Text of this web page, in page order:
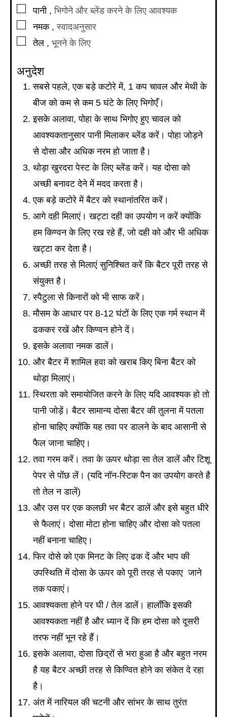
▢
पानी ,भिगोने और ब्लेंड करने के लिए आवश्यक
▢
नमक ,स्वादअनुसार
▢
तेल , भूनने के लिए
अनुदेश
सबसे पहले, एक बड़े कटोरे में, 1 कप चावल और मेथी के
बीज को कम से कम 5 घंटे के लिए भिगोएँ।
इसके अलावा, पोहा के साथ भिगोए हुए चावल को
आवश्यकतानुसार पानी मिलाकर ब्लेंड करें। पोहा जोड़ने
से दोसा और अधिक नरम हो जाता है।
थोड़ा खुरदरा पेस्ट के लिए ब्लेंड करें। यह दोसा को
अच्छी बनावट देने में मदद करता है।
एक बड़े कटोरे में बैटर को स्थानांतरित करें।
आगे दही मिलाएं। खट्टा दही का उपयोग न करें क्योंकि
हम किण्वन के लिए रख रहे हैं, जो दही को और भी अधिक
खट्टा कर देता है।
अच्छी तरह से मिलाएं सुनिश्चित करें कि बैटर पूरी तरह से
संयुक्त है।
स्पैटुला से किनारों को भी साफ करें।
मौसम के आधार पर 8-12 घंटों के लिए एक गर्म स्थान में
ढककर रखें और किण्वन होने दें।
इसके अलावा नमक डालें।
और बैटर में शामिल हवा को खराब किए बिना बैटर को
थोड़ा मिलाएं।
स्थिरता को समायोजित करने के लिए यदि आवश्यक हो तो
पानी जोड़ें। बैटर सामान्य दोसा बैटर की तुलना में पतला
होना चाहिए क्योंकि यह तवा पर डालने के बाद आसानी से
फैल जाना चाहिए।
तवा गरम करें। तवा के ऊपर थोड़ा सा तेल डालें और टिशू
पेपर से पोंछ लें। (यदि नॉन-स्टिक पैन का उपयोग करते है
तो तेल न डालें)
और उस पर एक कलछी भर बैटर डालें और इसे बहुत धीरे
से फैलाएं। दोसा मोटा होना चाहिए और दोसा को पतला
नहीं बनाना चाहिए।
फिर दोसे को एक मिनट के लिए ढक दें और भाप की
उपस्थिति में दोसा के ऊपर को पूरी तरह से पकाए जाने
तक पकाएं।
आवश्यकता होने पर घी / तेल डालें। हालाँकि इसकी
आवश्यकता नहीं है और ध्यान दें कि हम दोसा को दूसरी
तरफ नहीं भून रहे हैं।
इसके अलावा, दोसा छिद्रों से भरा हुआ है और बहुत नरम
है यह बैटर अच्छी तरह से किण्वित होने का संकेत दे रहा
है।
अंत में नारियल की चटनी और सांभर के साथ तुरंत